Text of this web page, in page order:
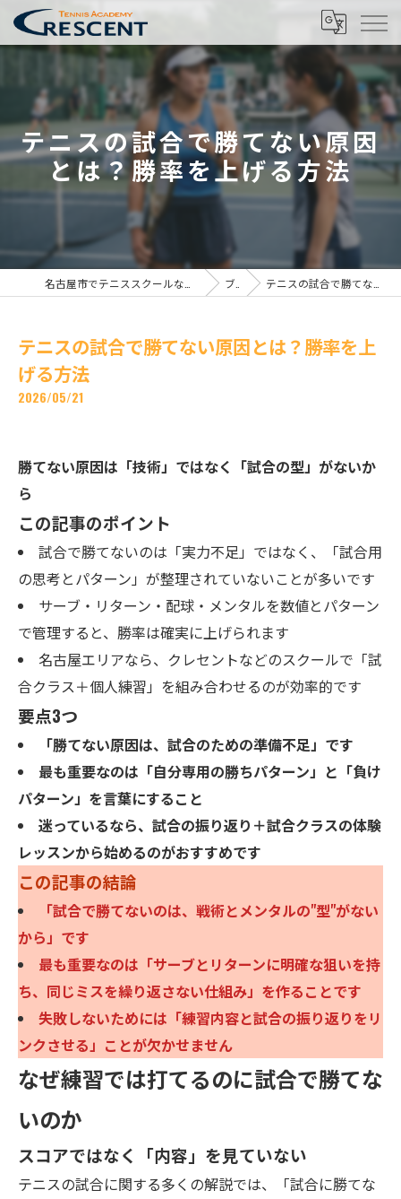
テニスの試合で勝てない原因
とは？勝率を上げる方法
ブログ テニスの試合で勝てない原因とは？勝率を上げる方法
テニスの試合で勝てない原因とは？勝率を上
げる方法
2026/05/21
勝てない原因は「技術」ではなく「試合の型」がないか
ら
この記事のポイント
試合で勝てないのは「実力不足」ではなく、「試合用
の思考とパターン」が整理されていないことが多いです
サーブ・リターン・配球・メンタルを数値とパターン
で管理すると、勝率は確実に上げられます
名古屋エリアなら、クレセントなどのスクールで「試
合クラス＋個人練習」を組み合わせるのが効率的です
要点3つ
「勝てない原因は、試合のための準備不足」です
最も重要なのは「自分専用の勝ちパターン」と「負け
パターン」を言葉にすること
迷っているなら、試合の振り返り＋試合クラスの体験
レッスンから始めるのがおすすめです
この記事の結論
「試合で勝てないのは、戦術とメンタルの"型"がない
から」です
最も重要なのは「サーブとリターンに明確な狙いを持
ち、同じミスを繰り返さない仕組み」を作ることです
失敗しないためには「練習内容と試合の振り返りをリ
ンクさせる」ことが欠かせません
なぜ練習では打てるのに試合で勝てな
いのか
スコアではなく「内容」を見ていない
テニスの試合に関する多くの解説では、「試合に勝てな